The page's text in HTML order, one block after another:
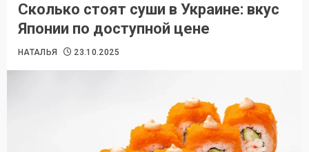
Сколько стоят суши в Украине: вкус
Японии по доступной цене
НАТАЛЬЯ 23.10.2025